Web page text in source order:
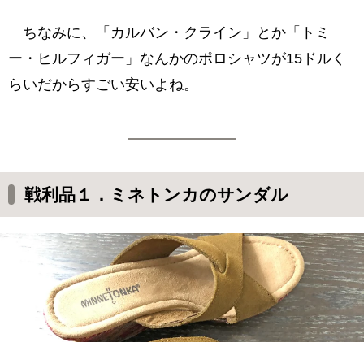
ちなみに、「カルバン・クライン」とか「トミ
ー・ヒルフィガー」なんかのポロシャツが15ドルく
らいだからすごい安いよね。
戦利品１．ミネトンカのサンダル